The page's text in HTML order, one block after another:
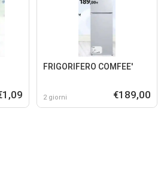
FRIGORIFERO COMFEE'
2 giorni €189,00